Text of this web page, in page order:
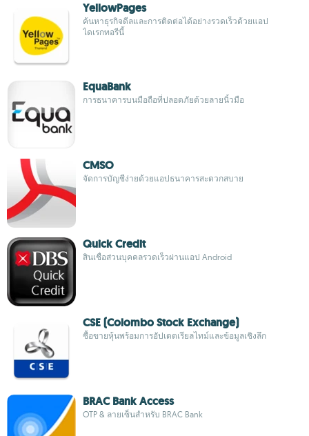
YellowPages
ค้นหาธุรกิจดีลและการติดต่อได้อย่างรวดเร็วด้วยแอป
ไดเรกทอรีนี้
EquaBank
การธนาคารบนมือถือที่ปลอดภัยด้วยลายนิ้วมือ
CMSO
จัดการบัญชีง่ายด้วยแอปธนาคารสะดวกสบาย
Quick Credit
สินเชื่อส่วนบุคคลรวดเร็วผ่านแอป Android
CSE (Colombo Stock Exchange)
ซื้อขายหุ้นพร้อมการอัปเดตเรียลไทม์และข้อมูลเชิงลึก
BRAC Bank Access
OTP & ลายเซ็นสำหรับ BRAC Bank